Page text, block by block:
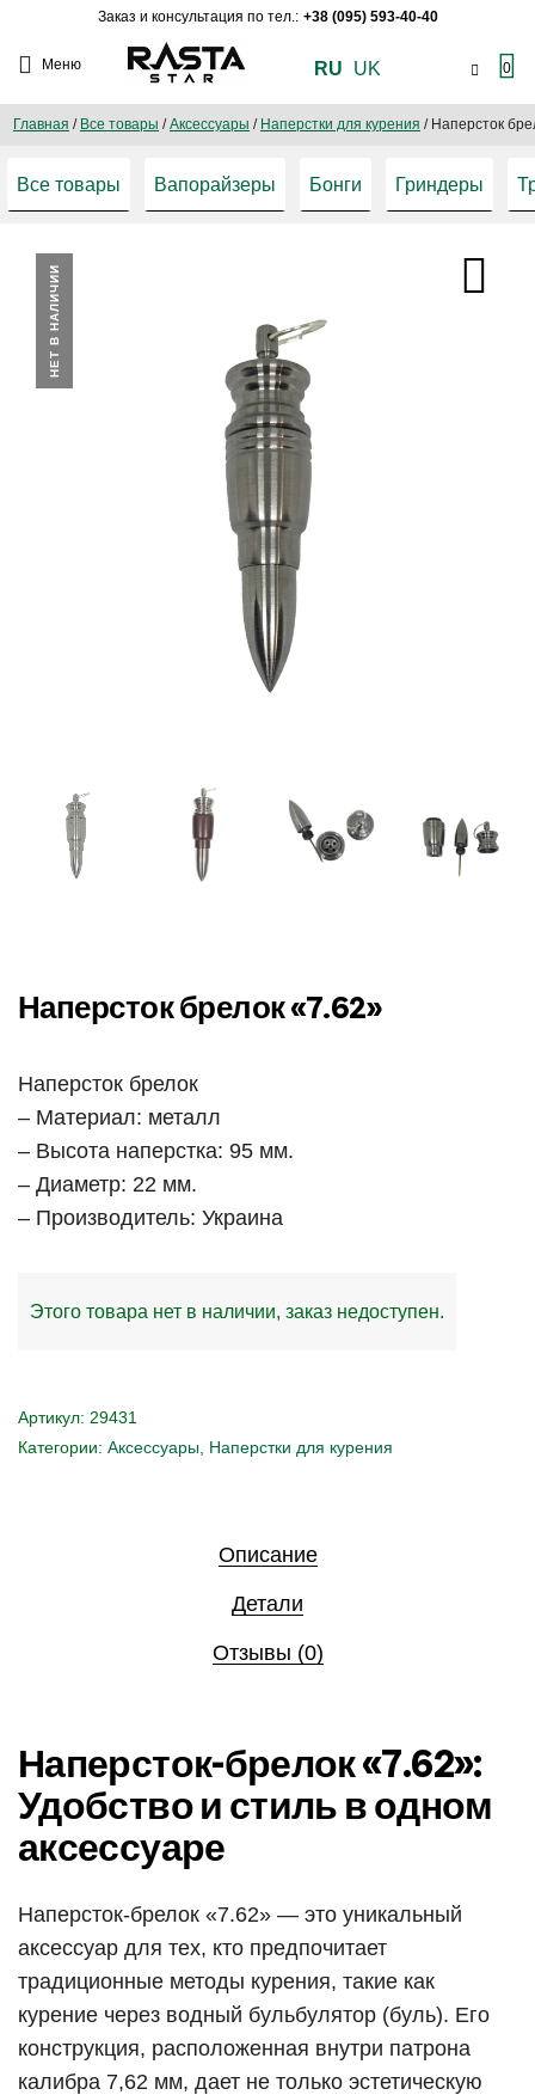
Заказ и консультация по тел.: +38 (095) 593-40-40
Меню RU UK 0
Главная / Все товары /Аксессуары / Наперстки для курения / Наперсток
Все товары Вапорайзеры Бонги Гриндеры
НЕТ В НАЛИЧИИ
Наперсток брелок «7.62»
Наперсток брелок
– Материал: металл
– Высота наперстка: 95 мм.
– Диаметр: 22 мм.
– Производитель: Украина
Этого товара нет в наличии, заказ недоступен.
Артикул: 29431
Категории: Аксессуары Наперстки для курения
Описание
Детали
Отзывы (0)
Наперсток-брелок «7.62»:
Удобство и стиль в одном
аксессуаре
Наперсток-брелок «7.62» — это уникальный
аксессуар для тех, кто предпочитает
традиционные методы курения, такие как
курение через водный бульбулятор (буль). Его
конструкция, расположенная внутри патрона
калибра 7,62 мм, дает не только эстетическую